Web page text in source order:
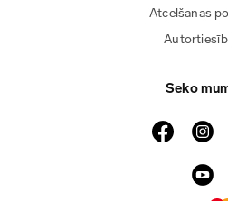
Atcelšanas
Seko